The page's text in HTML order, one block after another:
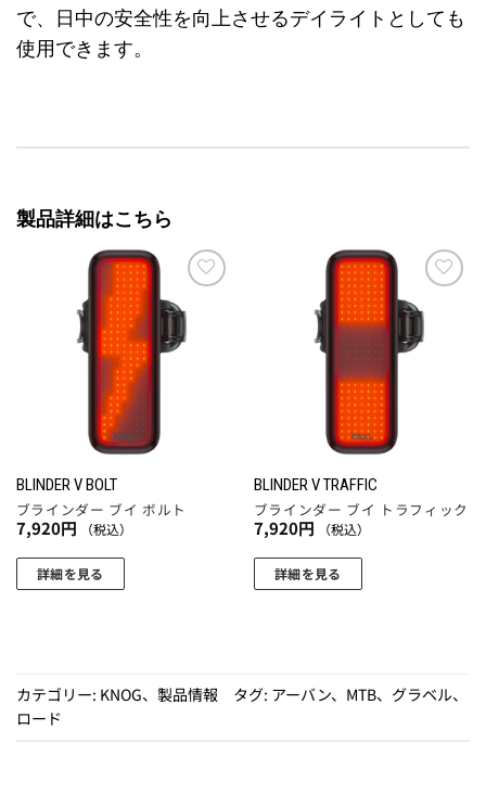
で、日中の安全性を向上させるデイライトとしても
使用できます。
製品詳細はこちら
BLINDER V BOLT
ブラインダー ブイ ボルト
7,920円 （税込）
詳細を見る
BLINDER V TRAFFIC
ブラインダー ブイ トラフィック
7,920円 （税込）
詳細を見る
カテゴリー: KNOG、 製品情報 タグ: アーバン、 MTB、 グラベル、
ロード